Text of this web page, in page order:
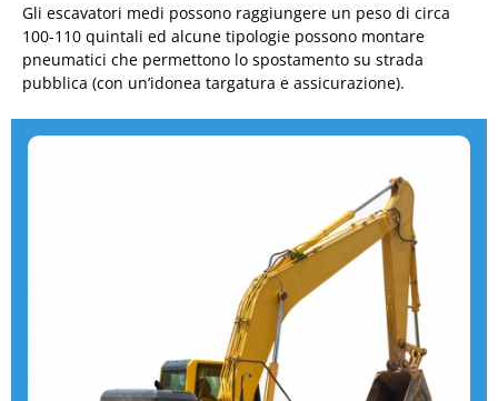
Gli escavatori medi possono raggiungere un peso di circa
100-110 quintali ed alcune tipologie possono montare
pneumatici che permettono lo spostamento su strada
pubblica (con un’idonea targatura e assicurazione).